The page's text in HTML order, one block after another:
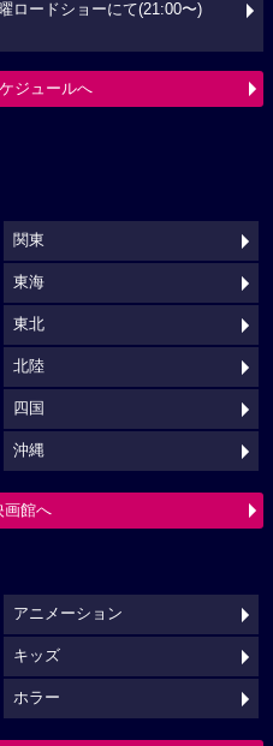
ロードショーにて(21:00〜)
ジュールへ
関東
東海
東北
北陸
四国
沖縄
画館へ
アニメーション
キッズ
ホラー